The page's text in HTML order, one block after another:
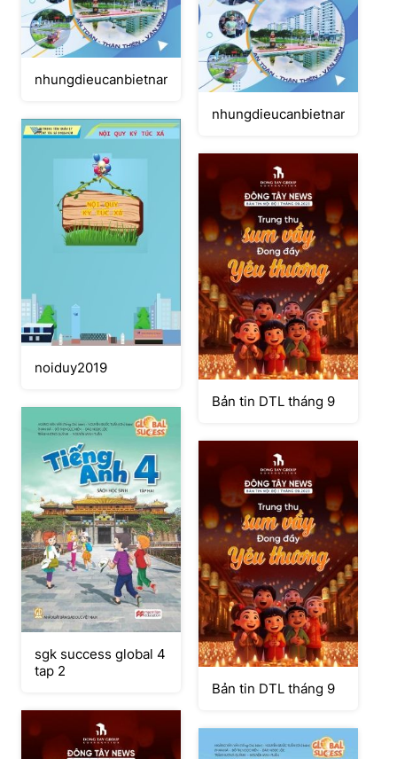
nhungdieucanbietnamhoc2023
noiduy2019
Bản tin DTL tháng 9
sgk success global 4
tap 2
Bản tin DTL tháng 9